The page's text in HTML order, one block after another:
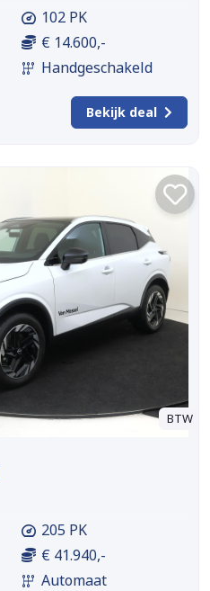
102 PK
€ 14.600,-
Handgeschakeld
Bekijk deal
BTW
205 PK
€ 41.940,-
Automaat